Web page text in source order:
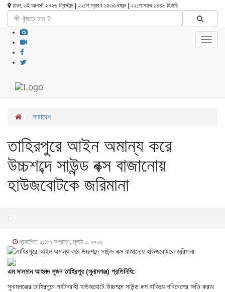
ঢাকা, ৬ই আগস্ট ২০২৬ খ্রিস্টাব্দ | ২২শে শ্রাবণ ১৪৩৩ বঙ্গাব্দ | ২২শে সফর ১৪৪৮ হিজরি
সারাদেশ
তাহিরপুরে আইন অমান্য করে
উচ্চশব্দে সাউন্ড বক্স বাজানোয়
হাউজবোটকে জরিমানা
প্রকাশিত: ১১:৫৭ অপরাহ্ণ, জুলাই ১, ২০২৬
এম সালমান আহমদ সুজন তাহিরপুর (সুনামগঞ্জ) প্রতিনিধি:
সুনামগঞ্জের তাহিরপুরে পর্যটনবাহী হাউজবোটে উচ্চশব্দে সাউন্ড বক্স বাজিয়ে পরিবেশের ক্ষতি করার